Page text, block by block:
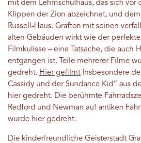
mit dem Lehmschulhaus, das sich vor
Klippen der Zion abzeichnet, und
Russell-Haus. Grafton mit seinen
alten Gebäuden wirkt wie der
Filmkulisse – eine Tatsache, die auch
entgangen ist. Teile mehrerer Filme
gedreht. Hier gefilmt Insbesondere
Cassidy und der Sundance Kid“ aus
hier gedreht. Die berühmte
Redford und Newman auf antiken
wurde hier gedreht.
Die kinderfreundliche Geisterstadt